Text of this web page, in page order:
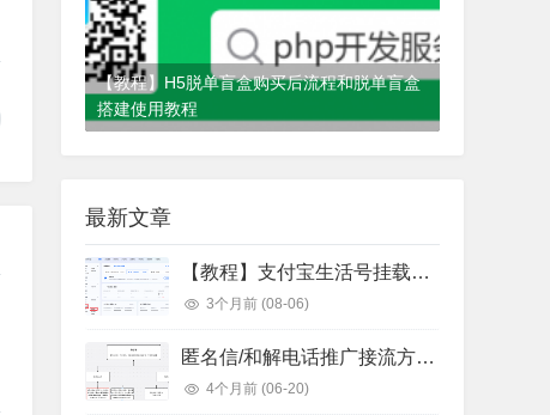
【教程】H5脱单盲盒购买后流程和脱单盲盒
搭建使用教程
最新文章
【教程】支付宝生活号挂载网页链接教程
3个月前 (08-06)
匿名信/和解电话推广接流方案总结
4个月前 (06-20)